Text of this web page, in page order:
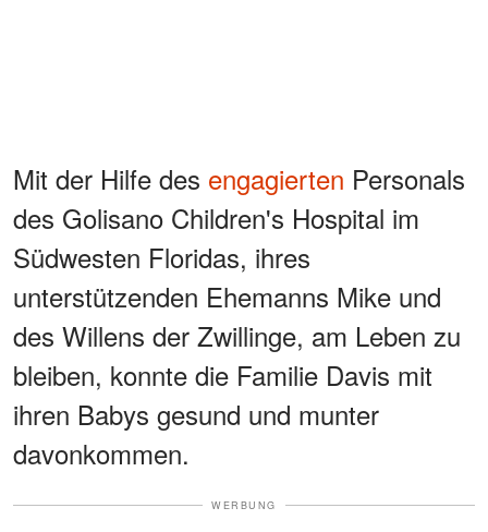
Mit der Hilfe des engagierten Personals
des Golisano Children's Hospital im
Südwesten Floridas, ihres
unterstützenden Ehemanns Mike und
des Willens der Zwillinge, am Leben zu
bleiben, konnte die Familie Davis mit
ihren Babys gesund und munter
davonkommen.
WERBUNG